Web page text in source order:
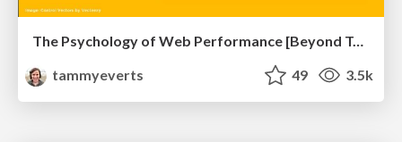
The Psychology of Web Performance [Beyond Tellerrand 2023]
tammyeverts
49 3.5k